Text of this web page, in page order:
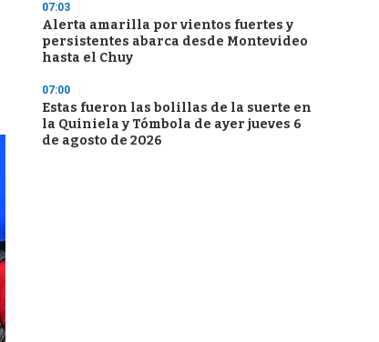
07:03
Alerta amarilla por vientos fuertes y
persistentes abarca desde Montevideo
hasta el Chuy
07:00
Estas fueron las bolillas de la suerte en
la Quiniela y Tómbola de ayer jueves 6
de agosto de 2026